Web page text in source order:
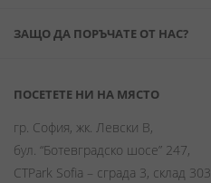
ЗАЩО ДА ПОРЪЧАТЕ ОТ НАС?
ПОСЕТЕТЕ НИ НА МЯСТО
гр. София, жк. Левски В,
бул. “Ботевградско шосе” 247,
CTPark Sofia – сграда 3, склад 303